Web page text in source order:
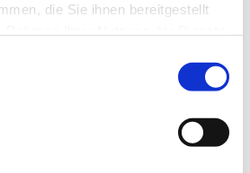
die Sie ihnen bereitgestellt